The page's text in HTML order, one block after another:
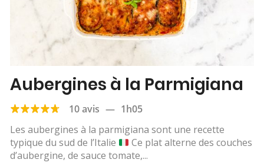
Aubergines à la Parmigiana
10 avis — 1h05
Les aubergines à la parmigiana sont une recette
typique du sud de l’Italie
Ce plat alterne des couches
d’aubergine, de sauce tomate,...